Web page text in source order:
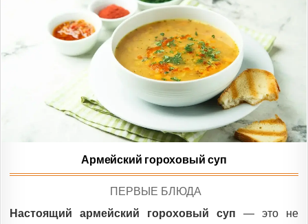
Армейский гороховый суп
POSTED
ПЕРВЫЕ БЛЮДА
Настоящий армейский гороховый суп — это не